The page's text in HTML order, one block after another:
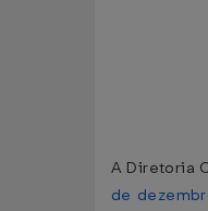
A Diretoria
de